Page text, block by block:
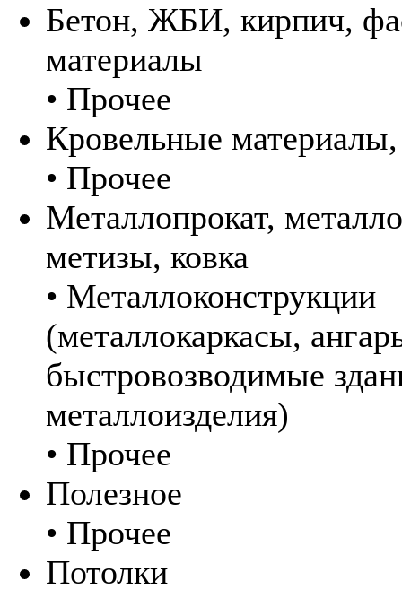
Бетон, ЖБИ, кирпич,
материалы
• Прочее
Кровельные материалы,
• Прочее
Металлопрокат,
метизы, ковка
• Металлоконструкции
(металлокаркасы,
быстровозводимые
металлоизделия)
• Прочее
Полезное
• Прочее
Потолки